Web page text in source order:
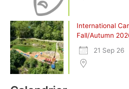
International
Fall/Autumn
21 Sep 26